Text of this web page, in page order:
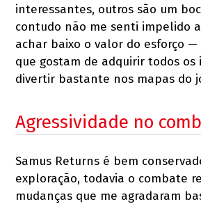
interessantes, outros são um
contudo não me senti impelido
achar baixo o valor do esforço —
que gostam de adquirir todos os
divertir bastante nos mapas do
Agressividade no
Samus Returns é bem
exploração, todavia o combate
mudanças que me agradaram